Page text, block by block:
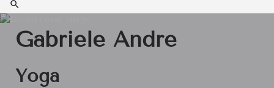
Gabriele Andre
Yoga